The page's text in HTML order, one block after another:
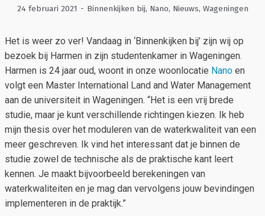
24 februari 2021 - Binnenkijken bij, Nano, Nieuws, Wageningen
Het is weer zo ver! Vandaag in ‘Binnenkijken bij’ zijn wij op
bezoek bij Harmen in zijn studentenkamer in Wageningen.
Harmen is 24 jaar oud, woont in onze woonlocatie Nano en
volgt een Master International Land and Water Management
aan de universiteit in Wageningen. “Het is een vrij brede
studie, maar je kunt verschillende richtingen kiezen. Ik heb
mijn thesis over het moduleren van de waterkwaliteit van een
meer geschreven. Ik vind het interessant dat je binnen de
studie zowel de technische als de praktische kant leert
kennen. Je maakt bijvoorbeeld berekeningen van
waterkwaliteiten en je mag dan vervolgens jouw bevindingen
implementeren in de praktijk.”